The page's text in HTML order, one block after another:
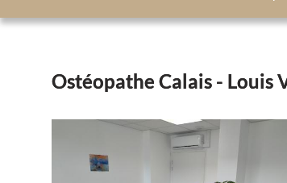
Ostéopathe Calais - Louis